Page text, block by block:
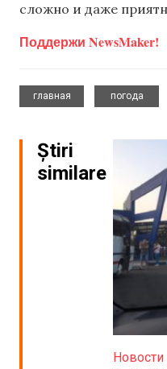
сложно и даже
Поддержи NewsMaker!
главная
погода
Știri
similare
Новости